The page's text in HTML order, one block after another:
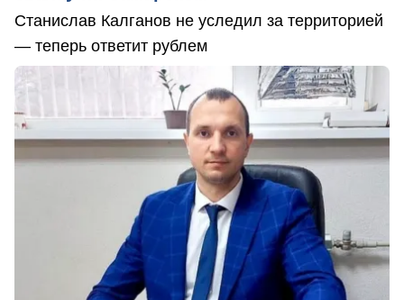
Станислав Калганов не уследил за территорией
— теперь ответит рублем